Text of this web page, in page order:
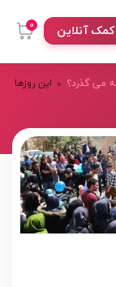
0 کمک آنلاین
می گذرد؟
این روزها